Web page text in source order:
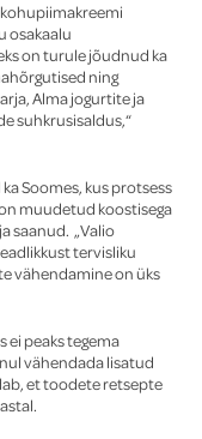
osakaalu
on turule jõudnud ka
ning
Alma jogurtite ja
suhkrusisaldus,“
Soomes, kus protsess
muudetud koostisega
saanud. „Valio
tervisliku
vähendamine on üks
ei peaks tegema
vähendada lisatud
et toodete retsepte